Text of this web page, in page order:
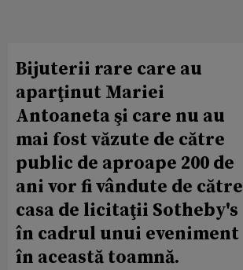
Bijuterii rare care au
aparţinut Mariei
Antoaneta şi care nu au
mai fost văzute de către
public de aproape 200 de
ani vor fi vândute de către
casa de licitaţii Sotheby's
în cadrul unui eveniment
în această toamnă.